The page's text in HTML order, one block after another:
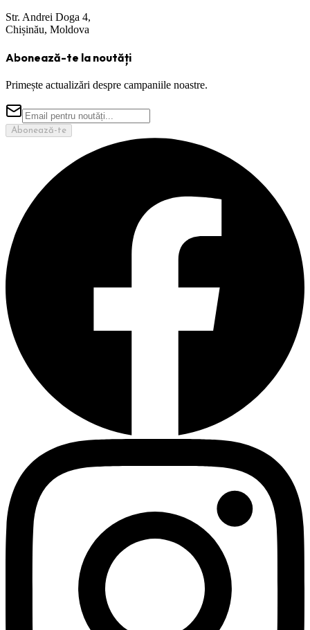
Str. Andrei Doga 4,
Chișinău, Moldova
Abonează-te la noutăți
Primește actualizări despre campaniile noastre.
Abonează-te